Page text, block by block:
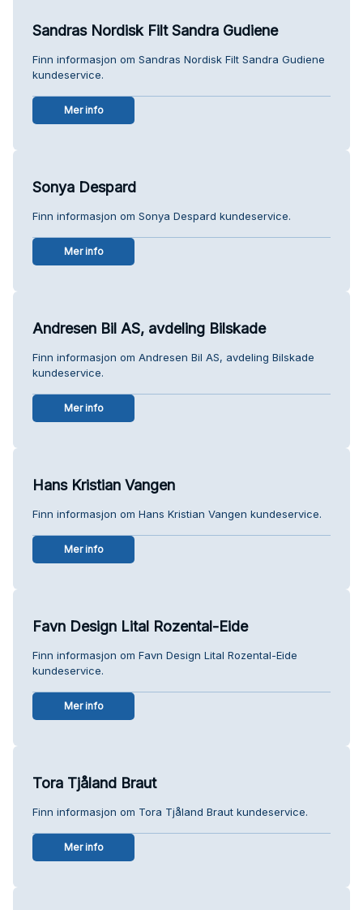
Sandras Nordisk Filt Sandra Gudiene
Finn informasjon om Sandras Nordisk Filt Sandra Gudiene
kundeservice.
Mer info
Sonya Despard
Finn informasjon om Sonya Despard kundeservice.
Mer info
Andresen Bil AS, avdeling Bilskade
Finn informasjon om Andresen Bil AS, avdeling Bilskade
kundeservice.
Mer info
Hans Kristian Vangen
Finn informasjon om Hans Kristian Vangen kundeservice.
Mer info
Favn Design Lital Rozental-Eide
Finn informasjon om Favn Design Lital Rozental-Eide
kundeservice.
Mer info
Tora Tjåland Braut
Finn informasjon om Tora Tjåland Braut kundeservice.
Mer info